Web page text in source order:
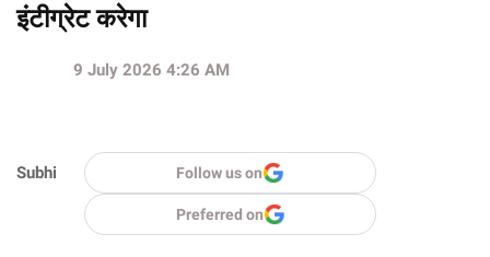
इंटीग्रेट करेगा
Subhi
9 July 2026 4:26 AM
Follow us on
Preferred on